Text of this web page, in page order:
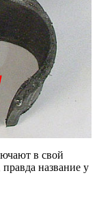
в свой
название у